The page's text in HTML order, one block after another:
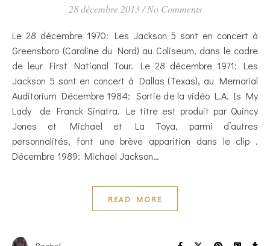
28 décembre 2013/ No Comments
Le 28 décembre 1970: Les Jackson 5 sont en concert à
Greensboro (Caroline du Nord) au Coliseum, dans le cadre
de leur First National Tour. Le 28 décembre 1971: Les
Jackson 5 sont en concert à Dallas (Texas), au Memorial
Auditorium Décembre 1984: Sortie de la vidéo L.A. Is My
Lady de Franck Sinatra. Le titre est produit par Quincy
Jones et Michael et La Toya, parmi d’autres
personnalités, font une brève apparition dans le clip .
Décembre 1989: Michael Jackson…
READ MORE